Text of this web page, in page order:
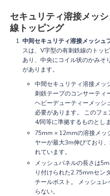
セキュリティ溶接メッ
線トッピング
中间セキュリティ溶接メッシュ
スは、V字型の有刺鉄線のトッ
あり、中央にコイル状のかみそ
があります。
中間セキュリティ溶接メッ
刺鉄テープのコンサーティ
ヘビーデューティーメッシ
必要があります。 このフ
4/同等に準拠するものとしま
75mm × 12mmの溶接メッ
ヤーが最大3m伸びており
れています。
メッシュパネルの長さは
り付けられた2.75mmセン
チールポスト。 メッシュ
らない。